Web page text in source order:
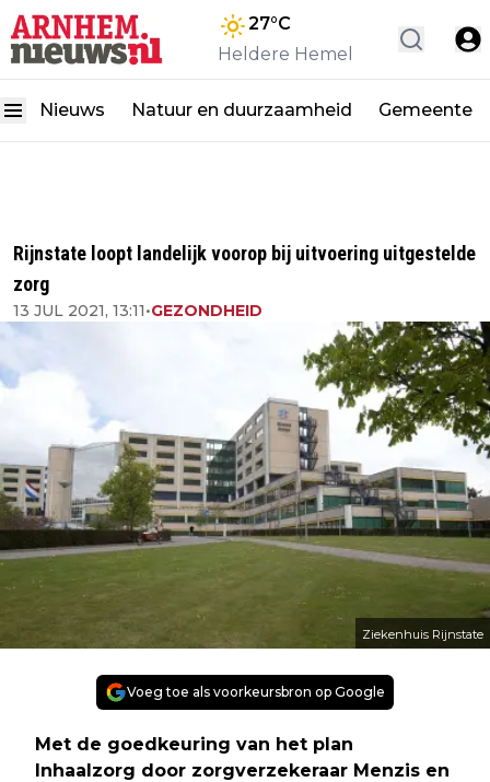
27°C
Heldere Hemel
Nieuws Natuur en duurzaamheid Gemeente
Rijnstate loopt landelijk voorop bij uitvoering uitgestelde
zorg
13 JUL 2021, 13:11•GEZONDHEID
Ziekenhuis Rijnstate
Voeg toe als voorkeursbron op Google
Met de goedkeuring van het plan
Inhaalzorg door zorgverzekeraar Menzis en